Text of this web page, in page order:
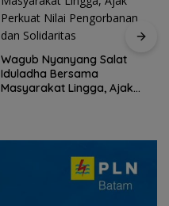
Wagub Nyanyang Salat
Iduladha Bersama
Masyarakat Lingga, Ajak